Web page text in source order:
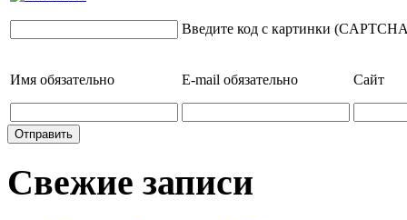
Введите код с картинки
Имя обязательно E-mail обязательно Сайт
Свежие записи